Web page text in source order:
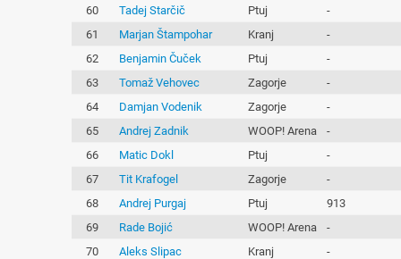
60
Tadej Starčič Ptuj
-
61
Marjan Štampohar Kranj
-
62
Benjamin Čuček Ptuj
-
63
Tomaž Vehovec Zagorje
-
64
Damjan Vodenik Zagorje
-
65
Andrej Zadnik WOOP! Arena
-
66
Matic Dokl Ptuj
-
67
Tit Krafogel Zagorje
-
68
Andrej Purgaj Ptuj
913
69
Rade Bojić WOOP! Arena
-
70
Aleks Slipac Kranj -